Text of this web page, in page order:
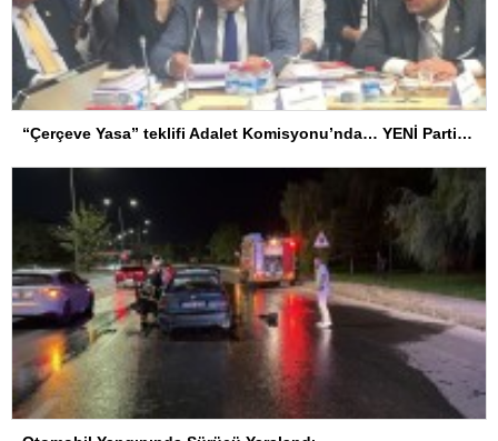
“Çerçeve Yasa” teklifi Adalet Komisyonu’nda… YENİ Partili Tanrıkulu: Bir insana ‘Silahını bırak, ülkene dön, siyasal ve toplumsal hayata katıl’ diyorsanız, o insan kapıdan içeri girdiğinde başına ne geleceğini bilmelidir